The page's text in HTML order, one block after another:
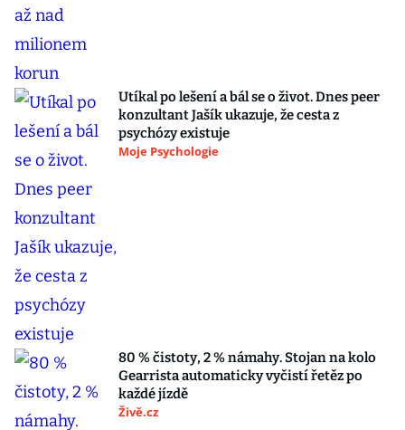
Utíkal po lešení a bál se o život. Dnes peer
konzultant Jašík ukazuje, že cesta z
psychózy existuje
Moje Psychologie
80 % čistoty, 2 % námahy. Stojan na kolo
Gearrista automaticky vyčistí řetěz po
každé jízdě
Živě.cz